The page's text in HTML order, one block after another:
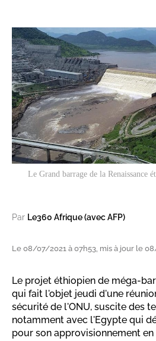
Le Grand barrage de la Renaissance
Par Le360 Afrique (avec AFP)
Le 08/07/2021 à 07h53, mis à jour le
Le projet éthiopien de méga-
qui fait l'objet jeudi d'une
sécurité de l'ONU, suscite des
notamment avec l'Egypte qui
pour son approvisionnement en